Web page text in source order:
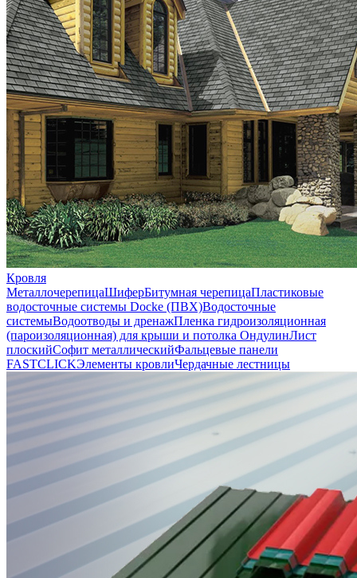
Кровля
МеталлочерепицаШиферБитумная черепицаПластиковые
водосточные системы Docke (ПВХ)Водосточные
системыВодоотводы и дренажПленка гидроизоляционная
(пароизоляционная) для крыши и потолка ОндулинЛист
плоскийСофит металлическийФальцевые панели
FASTCLICKЭлементы кровлиЧердачные лестницы